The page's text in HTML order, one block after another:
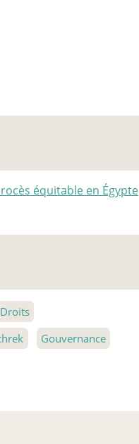
équitable en Égypte
Droits
Gouvernance